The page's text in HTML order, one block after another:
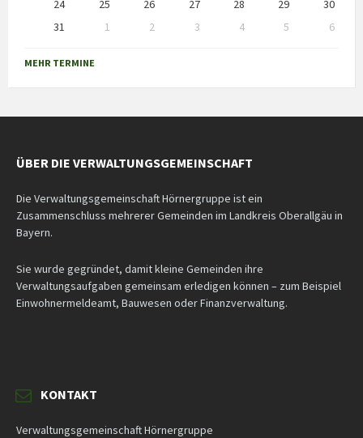
24
25 26 27 28 29
30
31
1 2 3 4 5
6
to
calendar
MEHR TERMINE
ÜBER DIE VERWALTUNGSGEMEINSCHAFT
Die Verwaltungsgemeinschaft Hörnergruppe ist ein
Zusammenschluss mehrerer Gemeinden im Landkreis Oberallgäu in
Bayern.
Sie wurde gegründet, damit kleine Gemeinden ihre
Verwaltungsaufgaben gemeinsam erledigen können – zum Beispiel
Einwohnermeldeamt, Bauwesen oder Finanzverwaltung.
KONTAKT
Verwaltungsgemeinschaft Hörnergruppe